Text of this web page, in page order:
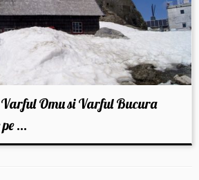
Omu si Varful Bucura
...